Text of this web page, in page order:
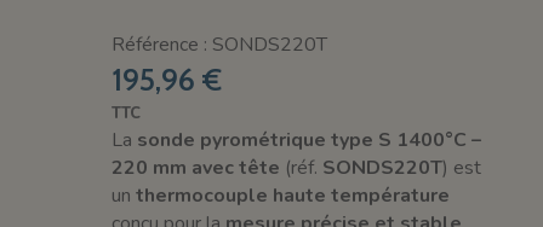
Référence : SONDS220T
195,96 €
TTC
La sonde pyrométrique type S 1400°C –
220 mm avec tête (réf. SONDS220T) est
unthermocouple haute température